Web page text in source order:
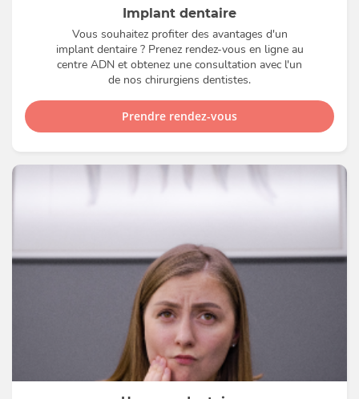
Implant dentaire
Vous souhaitez profiter des avantages d'un
implant dentaire ? Prenez rendez-vous en ligne au
centre ADN et obtenez une consultation avec l'un
de nos chirurgiens dentistes.
Prendre rendez-vous